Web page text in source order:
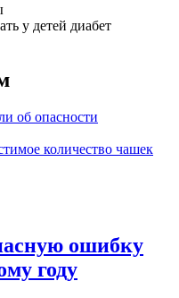
у детей диабет
об опасности
количество чашек
ошибку
году